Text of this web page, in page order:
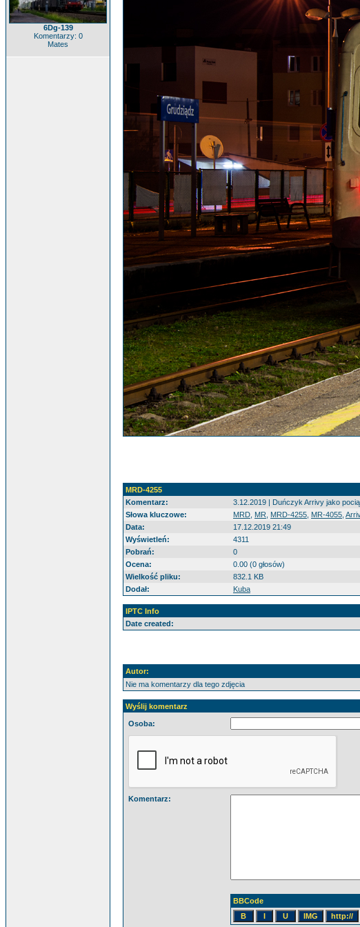
6Dg-139
Komentarzy: 0
Mates
MRD-4255
Komentarz:
3.12.2019 | Duńczyk Arrivy jako
Słowa kluczowe:
MRD MR MRD-4255 MR-4055
Data:
17.12.2019 21:49
Wyświetleń:
4311
Pobrań:
0
Ocena:
0.00 (0 głosów)
Wielkość pliku:
832.1 KB
Dodał:
Kuba
IPTC Info
Date created:
Autor:
Nie ma komentarzy dla tego zdjęcia
Wyślij komentarz
Osoba:
Komentarz:
BBCode